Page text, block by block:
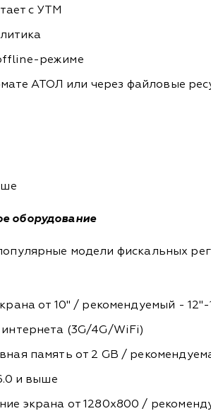
с УТМ
режиме
АТОЛ или через файловые
оборудование
модели фискальных
от 10" / рекомендуемый - 12"-
(3G/4G/WiFi)
память от 2 GB /
и выше
экрана от 1280х800 /